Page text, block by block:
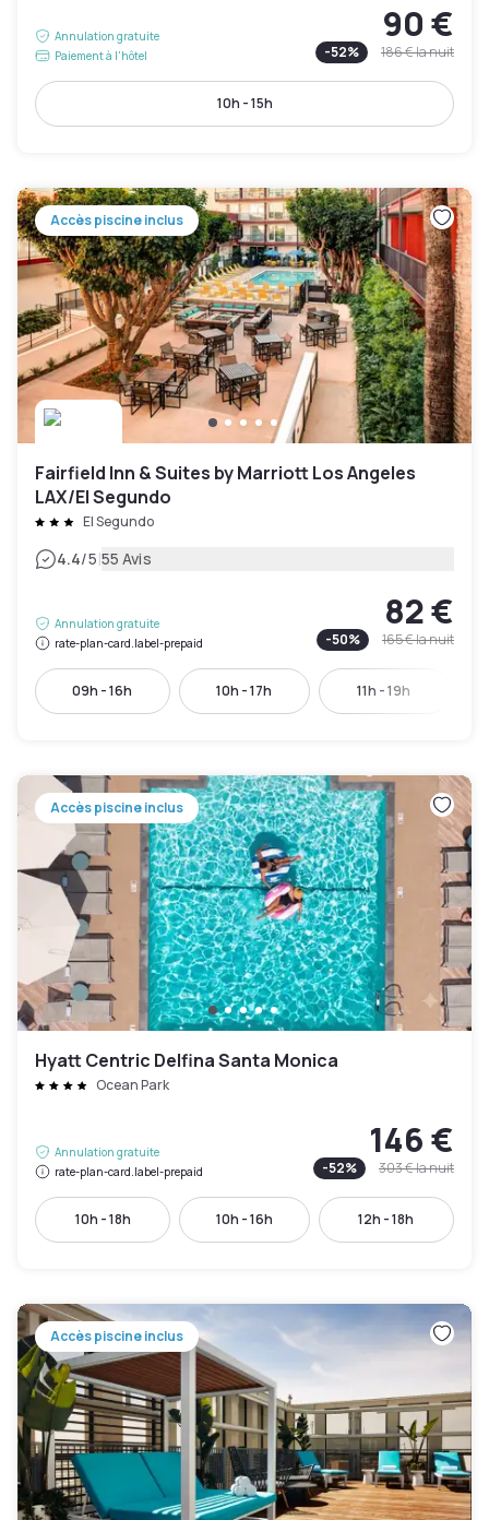
Annulation gratuite
Paiement à l'hôtel
90 €
-52% 186 €la nuit
10h - 15h
Accès piscine inclus
Fairfield Inn & Suites by Marriott Los Angeles
LAX/El Segundo
El Segundo
4.4/5|55 Avis
Annulation gratuite
rate-plan-card.label-prepaid
82 €
-50% 165 €la nuit
09h - 16h 10h - 17h 11h - 19h
Accès piscine inclus
Hyatt Centric Delfina Santa Monica
Ocean Park
Annulation gratuite
rate-plan-card.label-prepaid
146 €
-52% 303 €la nuit
10h - 18h 10h - 16h 12h - 18h
Accès piscine inclus